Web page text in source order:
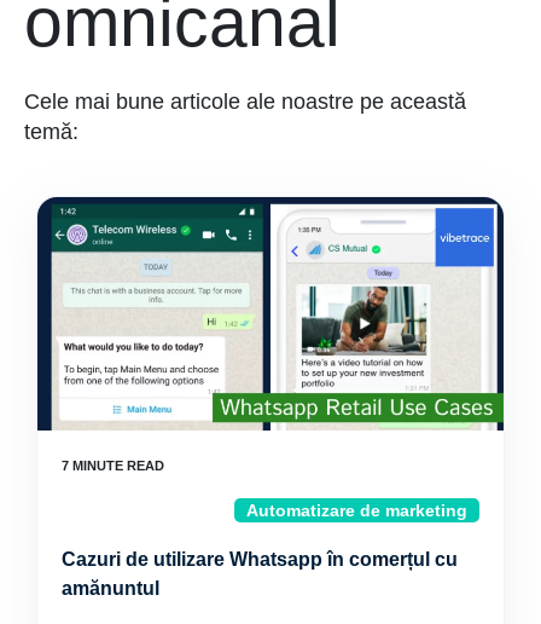
omnicanal
Cele mai bune articole ale noastre pe această
temă:
Automatizare de marketing
Cazuri de utilizare Whatsapp în comerțul cu
amănuntul